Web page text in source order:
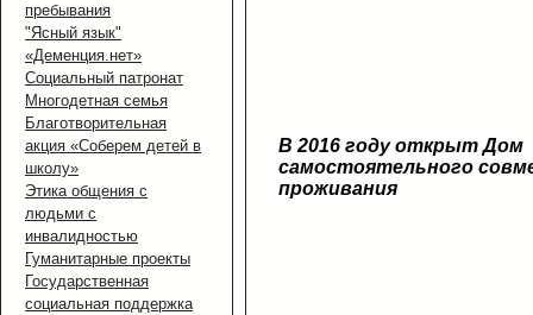
пребывания
"Ясный язык"
«Деменция.нет»
Социальный патронат
Многодетная семья
Благотворительная
акция «Соберем детей в
школу»
Этика общения с
людьми с
инвалидностью
Гуманитарные проекты
Государственная
социальная поддержка
В 2016 году открыт Дом
самостоятельного
проживания